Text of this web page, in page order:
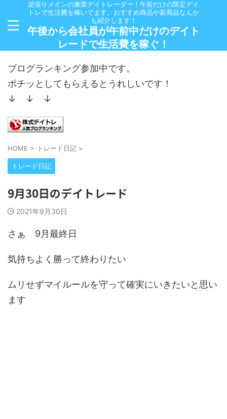
逆張りメインの兼業デイトレーダー！午前だけの限定デイ
トレで生活費を稼いでます。おすすめ商品や新商品なんか
も紹介します！
午後から会社員が午前中だけのデイト
レードで生活費を稼ぐ！
ブログランキング参加中です。
ポチッとしてもらえるとうれしいです！
↓ ↓ ↓
HOME > トレード日記 >
トレード日記
9月30日のデイトレード
2021年9月30日
さぁ 9月最終日
気持ちよく勝って終わりたい
ムリせずマイルールを守って確実にいきたいと思い
ます